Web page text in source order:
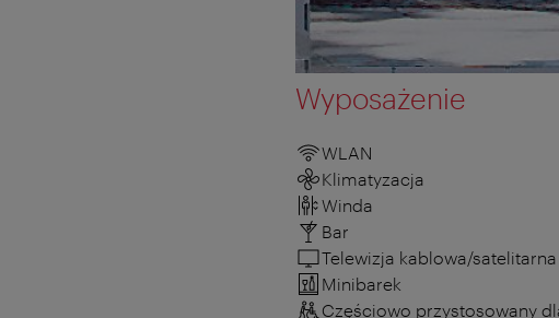
Wyposażenie
WLAN
Klimatyzacja
Winda
Bar
Telewizja kablowa/satelitarna
Minibarek
Częściowo przystosowany